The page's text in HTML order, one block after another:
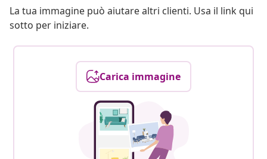
La tua immagine può aiutare altri clienti. Usa il link qui
sotto per iniziare.
Carica immagine